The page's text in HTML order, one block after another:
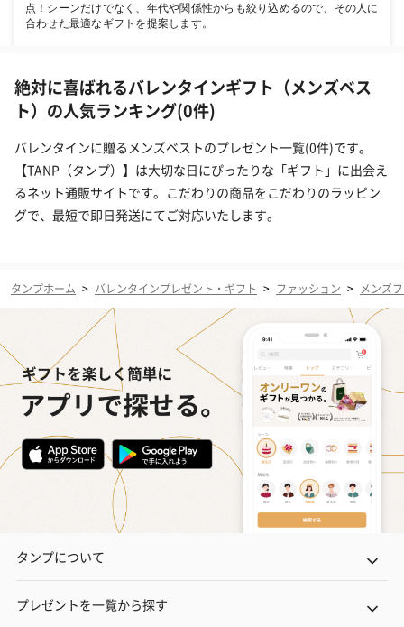
点！シーンだけでなく、年代や関係性からも絞り込めるので、その人に
合わせた最適なギフトを提案します。
絶対に喜ばれるバレンタインギフト（メンズベス
ト）の人気ランキング(0件)
バレンタインに贈るメンズベストのプレゼント一覧(0件)です。
【TANP（タンプ）】は大切な日にぴったりな「ギフト」に出会え
るネット通販サイトです。こだわりの商品をこだわりのラッピン
グで、最短で即日発送にてご対応いたします。
タンプホーム > バレンタインプレゼント・ギフト > ファッション > メンズ
タンプについて
プレゼントを一覧から探す